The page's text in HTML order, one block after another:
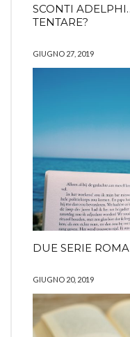
SCONTI
TENTARE?
GIUGNO 27, 2019
DUE SERIE
GIUGNO 20, 2019